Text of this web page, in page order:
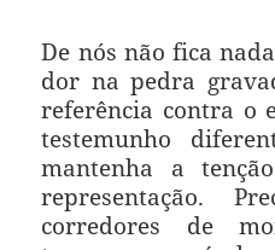
De nós não fica
dor na pedra
referência contra o
testemunho
mantenha a
representação.
corredores de